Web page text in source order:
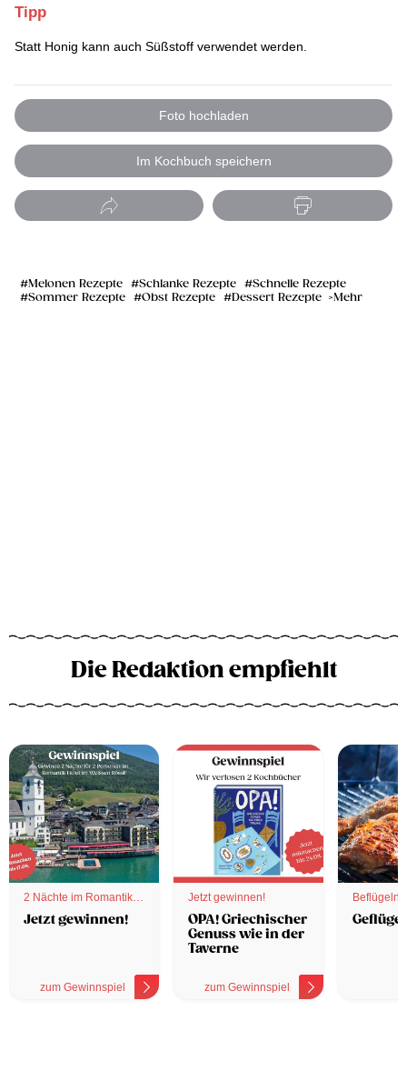
Tipp
Statt Honig kann auch Süßstoff verwendet werden.
Foto hochladen
Im Kochbuch speichern
Melonen Rezepte Schlanke Rezepte
Schnelle Rezepte
Sommer Rezepte
Obst Rezepte Dessert Rezepte Mehr
Die Redaktion empfiehlt
2 Nächte im Romantik
Hotel
Jetzt gewinnen!
zum Gewinnspiel
Jetzt gewinnen!
OPA! Griechischer
Genuss wie in der
Taverne
zum Gewinnspiel